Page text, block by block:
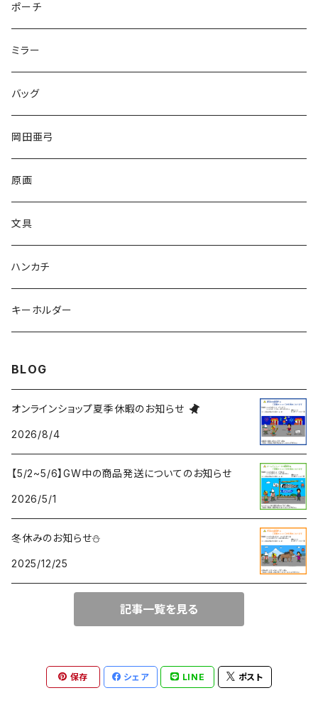
ポーチ
ミラー
バッグ
岡田亜弓
原画
文具
ハンカチ
キーホルダー
BLOG
オンラインショップ夏季休暇のお知らせ
2026/8/4
【5/2~5/6】GW中の商品発送についてのお知らせ
2026/5/1
冬休みのお知らせ⛄
2025/12/25
記事一覧を見る
保存 シェア LINE ポスト